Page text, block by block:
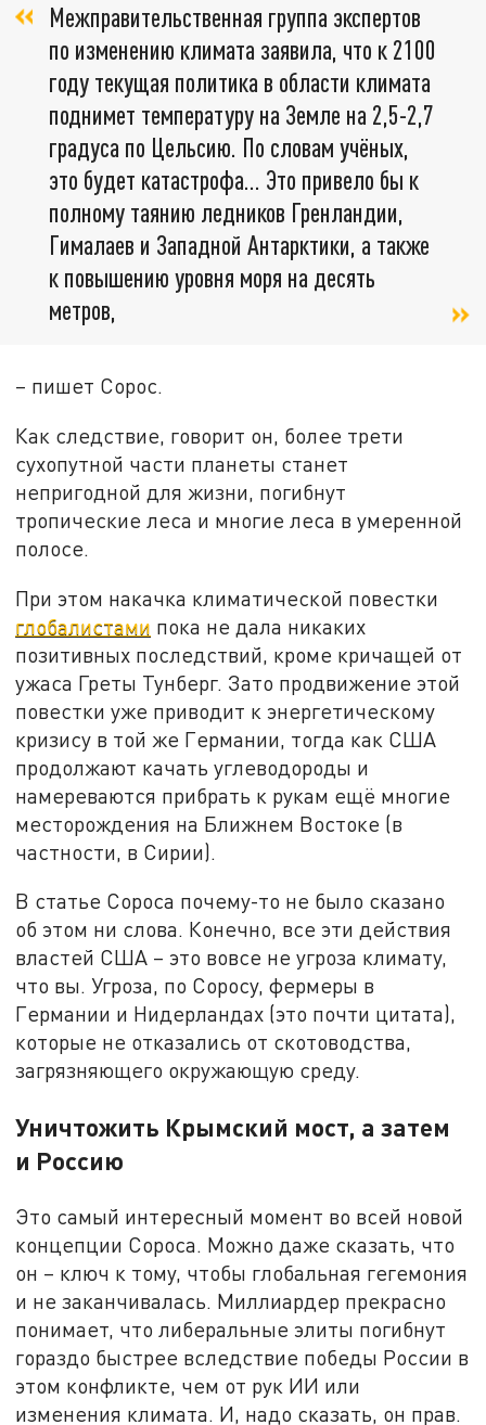
Межправительственная группа экспертов
по изменению климата заявила, что к 2100
году текущая политика в области климата
поднимет температуру на Земле на 2,5-2,7
градуса по Цельсию. По словам учёных,
это будет катастрофа… Это привело бы к
полному таянию ледников Гренландии,
Гималаев и Западной Антарктики, а также
к повышению уровня моря на десять
метров,
– пишет Сорос.
Как следствие, говорит он, более трети
сухопутной части планеты станет
непригодной для жизни, погибнут
тропические леса и многие леса в умеренной
полосе.
При этом накачка климатической повестки
глобалистами пока не дала никаких
позитивных последствий, кроме кричащей от
ужаса Греты Тунберг. Зато продвижение этой
повестки уже приводит к энергетическому
кризису в той же Германии, тогда как США
продолжают качать углеводороды и
намереваются прибрать к рукам ещё многие
месторождения на Ближнем Востоке (в
частности, в Сирии).
В статье Сороса почему-то не было сказано
об этом ни слова. Конечно, все эти действия
властей США – это вовсе не угроза климату,
что вы. Угроза, по Соросу, фермеры в
Германии и Нидерландах (это почти цитата),
которые не отказались от скотоводства,
загрязняющего окружающую среду.
Уничтожить Крымский мост, а затем
и Россию
Это самый интересный момент во всей новой
концепции Сороса. Можно даже сказать, что
он – ключ к тому, чтобы глобальная гегемония
и не заканчивалась. Миллиардер прекрасно
понимает, что либеральные элиты погибнут
гораздо быстрее вследствие победы России в
этом конфликте, чем от рук ИИ или
изменения климата. И, надо сказать, он прав.